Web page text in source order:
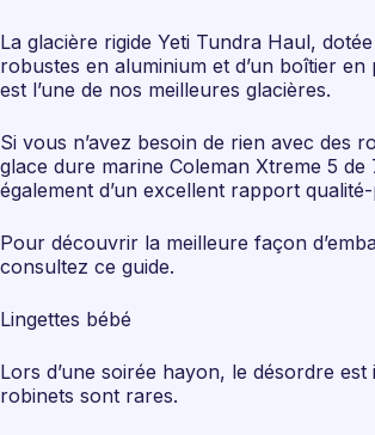
La glacière rigide Yeti Tundra Haul,
robustes en aluminium et d’un boîtier en
est l’une de nos meilleures glacières.
Si vous n’avez besoin de rien avec des
glace dure marine Coleman Xtreme 5 de
également d’un excellent rapport
Pour découvrir la meilleure façon
consultez ce guide.
Lingettes bébé
Lors d’une soirée hayon, le désordre est
robinets sont rares.